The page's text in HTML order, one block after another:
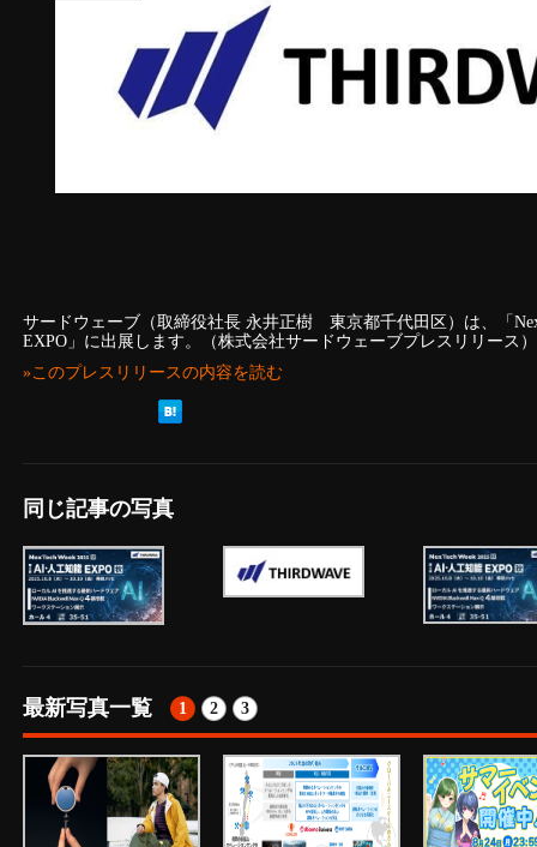
サードウェーブ（取締役社長 永井正樹 東京都千代田区）は、「
EXPO」に出展します。（株式会社サードウェーブプレスリリース）
»このプレスリリースの内容を読む
同じ記事の写真
最新写真一覧 1 2 3